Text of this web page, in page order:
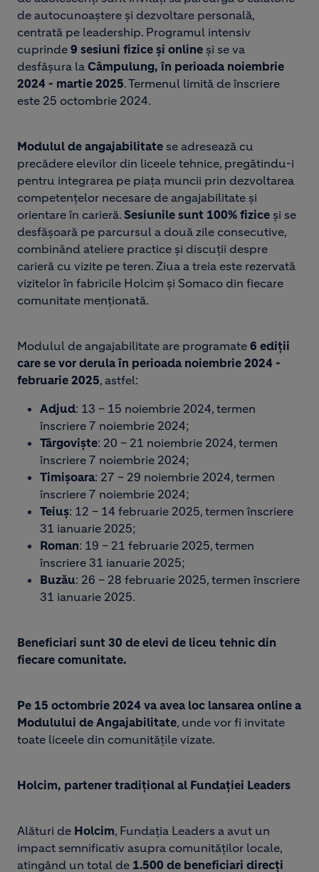
de autocunoaștere și dezvoltare personală,
centrată pe leadership. Programul intensiv
cuprinde 9 sesiuni fizice și online și se va
desfășura la Câmpulung, în perioada noiembrie
2024 - martie 2025. Termenul limită de înscriere
este 25 octombrie 2024.
Modulul de angajabilitate se adresează cu
precădere elevilor din liceele tehnice, pregătindu-i
pentru integrarea pe piața muncii prin dezvoltarea
competențelor necesare de angajabilitate și
orientare în carieră. Sesiunile sunt 100% fizice și se
desfășoară pe parcursul a două zile consecutive,
combinând ateliere practice și discuții despre
carieră cu vizite pe teren. Ziua a treia este rezervată
vizitelor în fabricile Holcim și Somaco din fiecare
comunitate menționată.
Modulul de angajabilitate are programate 6 ediții
care se vor derula în perioada noiembrie 2024 -
februarie 2025, astfel:
Adjud: 13 – 15 noiembrie 2024, termen
înscriere 7 noiembrie 2024;
Târgoviște: 20 – 21 noiembrie 2024, termen
înscriere 7 noiembrie 2024;
Timișoara: 27 – 29 noiembrie 2024, termen
înscriere 7 noiembrie 2024;
Teiuș: 12 – 14 februarie 2025, termen înscriere
31 ianuarie 2025;
Roman: 19 – 21 februarie 2025, termen
înscriere 31 ianuarie 2025;
Buzău: 26 – 28 februarie 2025, termen înscriere
31 ianuarie 2025.
Beneficiari sunt 30 de elevi de liceu tehnic din
fiecare comunitate.
Pe 15 octombrie 2024 va avea loc lansarea online a
Modulului de Angajabilitate, unde vor fi invitate
toate liceele din comunitățile vizate.
Holcim, partener tradițional al Fundației Leaders
Alături de Holcim, Fundația Leaders a avut un
impact semnificativ asupra comunităților locale,
atingând un total de 1.500 de beneficiari direcți